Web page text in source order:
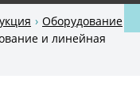
Оборудование
и линейная